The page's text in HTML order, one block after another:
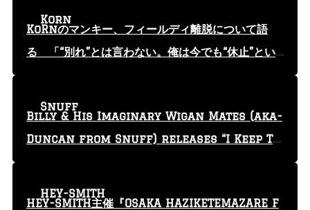
KoRnのマンキー、フィールディ離脱について語
る 「“別れ”とは言わない。俺は今でも“休止”とい
Korn
Billy & His Imaginary Wigan Mates (aka-
Duncan from Snuff) releases “I Keep Tr
Snuff
HEY-SMITH主催『OSAKA HAZIKETEMAZARE F
HEY-SMITH